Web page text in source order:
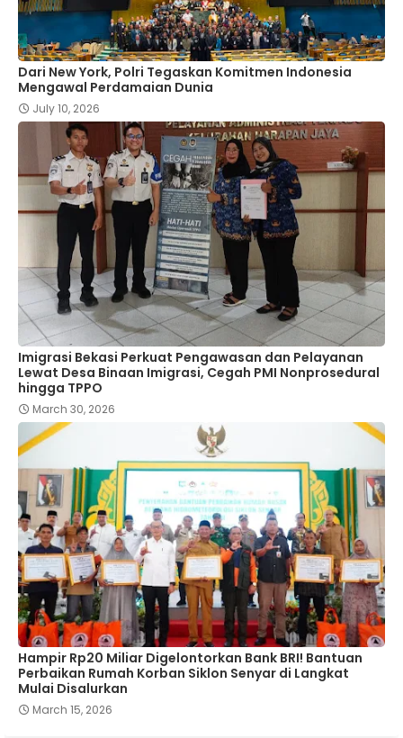
Dari New York, Polri Tegaskan Komitmen Indonesia
Mengawal Perdamaian Dunia
July 10, 2026
Imigrasi Bekasi Perkuat Pengawasan dan Pelayanan
Lewat Desa Binaan Imigrasi, Cegah PMI Nonprosedural
hingga TPPO
March 30, 2026
Hampir Rp20 Miliar Digelontorkan Bank BRI! Bantuan
Perbaikan Rumah Korban Siklon Senyar di Langkat
Mulai Disalurkan
March 15, 2026